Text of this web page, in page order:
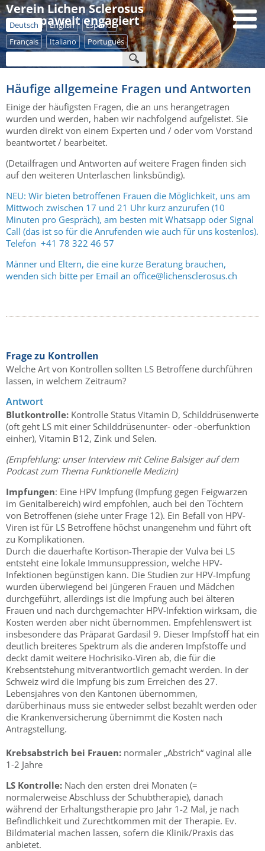
Verein Lichen Sclerosus
- europaweit engagiert
Deutsch English
Español
Français
Italiano Português
Häufige allgemeine Fragen und Antworten
Einige der häufigsten Fragen, die an uns herangetragen
wurden und werden, haben wir nachfolgend aufgelistet. Sie
wurden direkt von einem Experten und / oder vom Vorstand
beantwortet / bearbeitet.
(Detailfragen und Antworten auf weitere Fragen finden sich
auf den weiteren Unterlaschen linksbündig).
NEU: Wir bieten betroffenen Frauen die Möglichkeit, uns am
Mittwoch zwischen 17 und 21 Uhr kurz anzurufen (10
Minuten pro Gespräch), am besten mit Whatsapp oder Signal
Call (das ist so für die Anrufenden wie auch für uns kostenlos).
Telefon +41 78 322 46 57
Männer und Eltern, die eine kurze Beratung brauchen,
wenden sich bitte per Email an office@lichensclerosus.ch
Frage zu Kontrollen
Welche Art von Kontrollen sollten LS Betroffene durchführen
lassen, in welchem Zeitraum?
Antwort
Blutkontrolle: Kontrolle Status Vitamin D, Schilddrüsenwerte
(oft geht LS mit einer Schilddrüsenunter- oder -oberfunktion
einher), Vitamin B12, Zink und Selen.
(Empfehlung: unser Interview mit Celine Balsiger auf dem
Podcast zum Thema Funktionelle Medizin)
Impfungen: Eine HPV Impfung (Impfung gegen Feigwarzen
im Genitalbereich) wird empfohlen, auch bei den Töchtern
von Betroffenen (siehe unter Frage 12). Ein Befall von HPV-
Viren ist für LS Betroffene höchst unangenehm und führt oft
zu Komplikationen.
Durch die dauerhafte Kortison-Therapie der Vulva bei LS
entsteht eine lokale Immunsuppression, welche HPV-
Infektionen begünstigen kann. Die Studien zur HPV-Impfung
wurden überwiegend bei jüngeren Frauen und Mädchen
durchgeführt, allerdings ist die Impfung auch bei älteren
Frauen und nach durchgemachter HPV-Infektion wirksam, die
Kosten werden aber nicht übernommen. Empfehlenswert ist
insbesondere das Präparat Gardasil 9. Dieser Impfstoff hat ein
deutlich breiteres Spektrum als die anderen Impfstoffe und
deckt damit weitere Hochrisiko-Viren ab, die für die
Krebsentstehung mitverantwortlich gemacht werden. In der
Schweiz wird die Impfung bis zum Erreichen des 27.
Lebensjahres von den Kantonen übernommen,
darüberhinaus muss sie entweder selbst bezahlt werden oder
die Krankenversicherung übernimmt die Kosten nach
Antragstellung.
Krebsabstrich bei Frauen: normaler „Abstrich“ vaginal alle
1-2 Jahre
LS Kontrolle: Nach den ersten drei Monaten (=
normalerweise Abschluss der Schubtherapie), danach
während der Erhaltungstherapie pro Jahr 1-2 Mal, je nach
Befindlichkeit und Zurechtkommen mit der Therapie. Ev.
Bildmaterial machen lassen, sofern die Klinik/Praxis das
anbietet.